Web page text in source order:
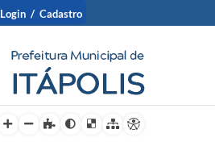
Login / Cadastro